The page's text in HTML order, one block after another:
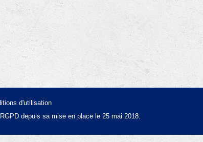
d'utilisation
depuis sa mise en place le 25 mai 2018.